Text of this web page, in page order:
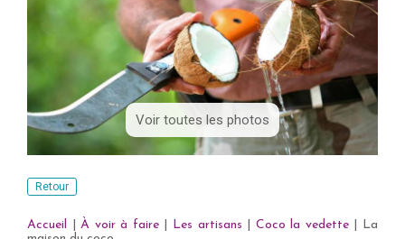
Voir toutes les photos
Retour
Accueil |À voir à faire| Les artisans Coco la vedette| La